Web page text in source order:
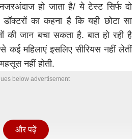
हो जाता है/ ये टेस्ट सिर्फ दो
का कहना है कि यही छोटा सा
की जान बचा सकता है. बात हो रही है
कई महिलाएं इसलिए सीरियस नहीं लेतीं
नहीं होती.
below advertisement
और पढ़ें